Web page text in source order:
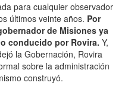
para cualquier observador
últimos veinte años. Por
de Misiones ya
conducido por Rovira. Y,
la Gobernación, Rovira
sobre la administración
construyó.